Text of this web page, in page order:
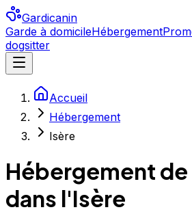
Gardicanin
Garde à domicileHébergement
dogsitter
Accueil
Hébergement
Isère
Hébergement de
dans l'Isère